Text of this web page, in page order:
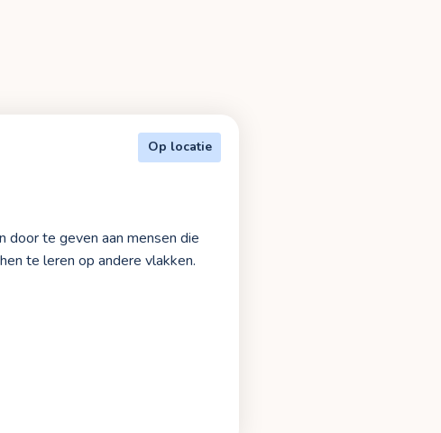
Op locatie
door te geven aan mensen die
te leren op andere vlakken.